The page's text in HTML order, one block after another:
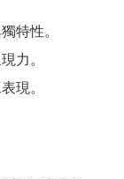
特性。
力。
現。